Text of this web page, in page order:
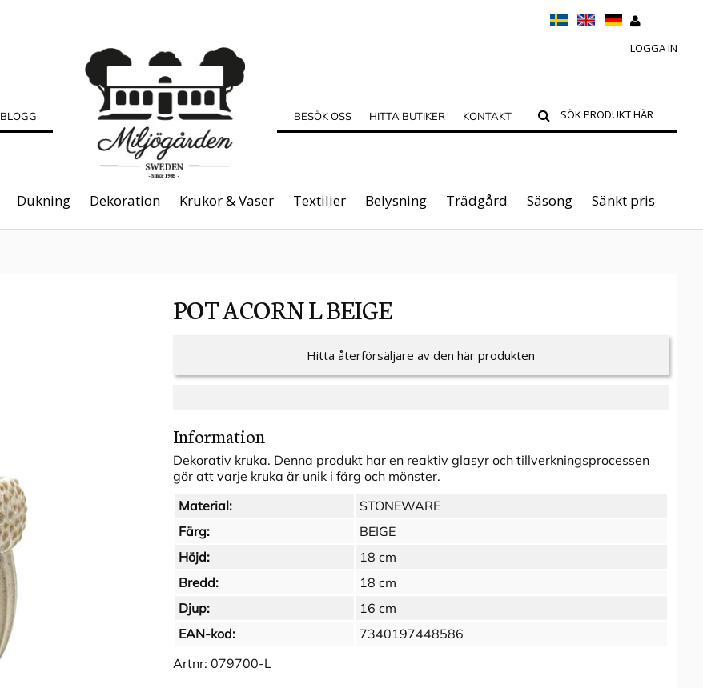
LOGGA IN
BLOGG BESÖK OSS HITTA BUTIKER KONTAKT
Dukning Dekoration Krukor & Vaser Textilier Belysning Trädgård Säsong Sänkt pris
POT ACORN L BEIGE
Hitta återförsäljare av den här produkten
Information
Dekorativ kruka. Denna produkt har en reaktiv glasyr och tillverkningsprocessen
gör att varje kruka är unik i färg och mönster.
Material:
STONEWARE
Färg:
BEIGE
Höjd:
18 cm
Bredd:
18 cm
Djup:
16 cm
EAN-kod:
7340197448586
Artnr: 079700-L